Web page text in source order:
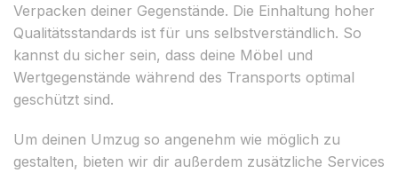
Verpacken deiner Gegenstände. Die Einhaltung hoher
Qualitätsstandards ist für uns selbstverständlich. So
kannst du sicher sein, dass deine Möbel und
Wertgegenstände während des Transports optimal
geschützt sind.
Um deinen Umzug so angenehm wie möglich zu
gestalten, bieten wir dir außerdem zusätzliche Services